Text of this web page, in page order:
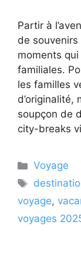
Partir à
de
moments
familiales.
les familles
d’originalité,
soupçon de
city-breaks
Catégories
Voyage
Étiquettes
voyage,
voyages